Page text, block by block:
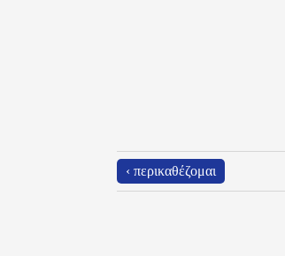
‹ περικαθέζομαι